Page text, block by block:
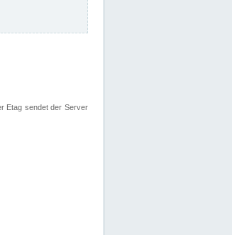
Etag sendet der Server